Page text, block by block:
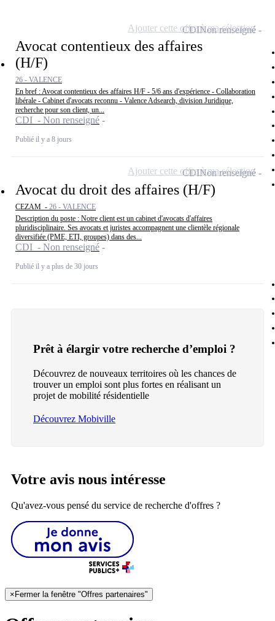
Avocat contentieux des affaires
(H/F)
26 - VALENCE
En bref : Avocat contentieux des affaires H/F - 5/6 ans d'expérience - Collaboration
libérale - Cabinet d'avocats reconnu - Valence Adsearch, division Juridique,
recherche pour son client, un...
CDI - Non renseigné
Publié il y a 8 jours
CDINon renseigné
Ajouter cette offre à ma sélection
Avocat du droit des affaires (H/F)
CEZAM - 26 - VALENCE
Description du poste : Notre client est un cabinet d'avocats d'affaires
pluridisciplinaire. Ses avocats et juristes accompagnent une clientèle régionale
diversifiée (PME, ETI, groupes) dans des...
CDI - Non renseigné
Publié il y a plus de 30 jours
CDINon renseigné
Ajouter cette offre à ma sélection
Prêt à élargir votre recherche d’emploi ?
Découvrez de nouveaux territoires où les chances de
trouver un emploi sont plus fortes en réalisant un
projet de mobilité résidentielle
Découvrez Mobiville
Votre avis nous intéresse
Qu'avez-vous pensé du service de recherche d'offres ?
× Fermer la fenêtre "Offres partenaires"